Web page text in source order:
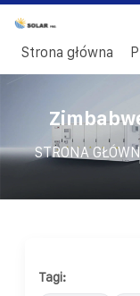
Strona główna
STRONA
Tagi: